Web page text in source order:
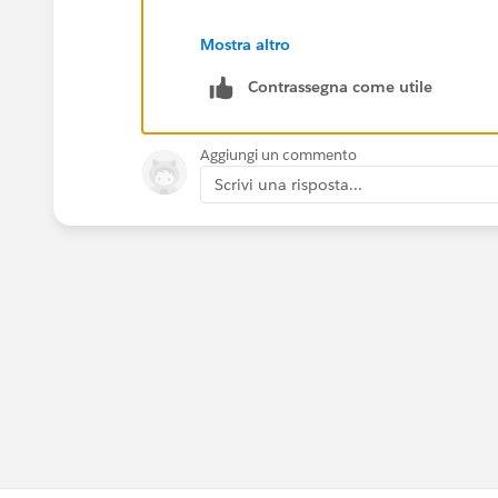
https://www.youtube.com/
Thanks & Regards,
Sakthivel Madesh
Mostra altro
Contrassegna come utile
Aggiungi un commento
Scrivi una risposta...